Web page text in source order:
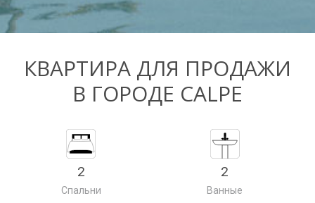
КВАРТИРА ДЛЯ ПРОДАЖИ
В ГОРОДЕ CALPE
2
Спальни
2
Ванные